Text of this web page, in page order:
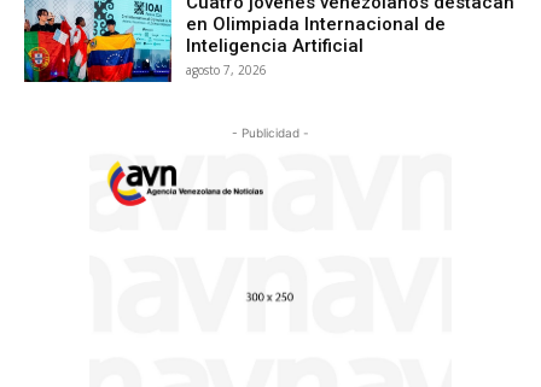
en Olimpiada Internacional de
Inteligencia Artificial
agosto 7, 2026
- Publicidad -